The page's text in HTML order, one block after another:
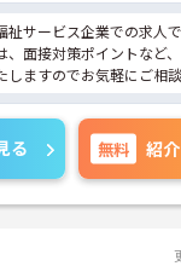
祉サービス企業での求人で
、面接対策ポイントなど
しますのでお気軽にご相
る 無料 紹